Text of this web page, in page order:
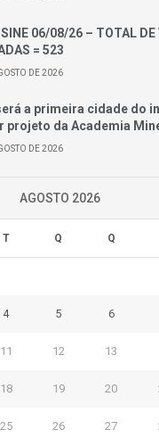
06/08/26 – TOTAL DE
= 523
DE 2026
a primeira cidade do
projeto da Academia
DE 2026
AGOSTO 2026
T Q Q
4 5 6
11 12 13
18 19 20
25 26 27